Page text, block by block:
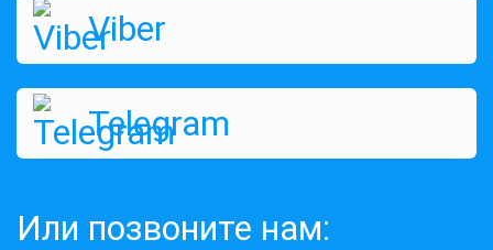
Viber
Telegram
Или позвоните нам: